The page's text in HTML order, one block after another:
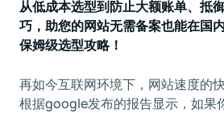
从低成本选型到防止大额账单、抵
巧，助您的网站无需备案也能在国
保姆级选型攻略！
再如今互联网环境下，网站速度的
根据google发布的报告显示，如果